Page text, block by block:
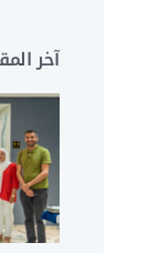
آخر